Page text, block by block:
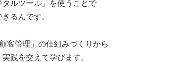
ルツール」を使うことで
るんです。
客管理」の仕組みづくりから
践を交えて学びます。